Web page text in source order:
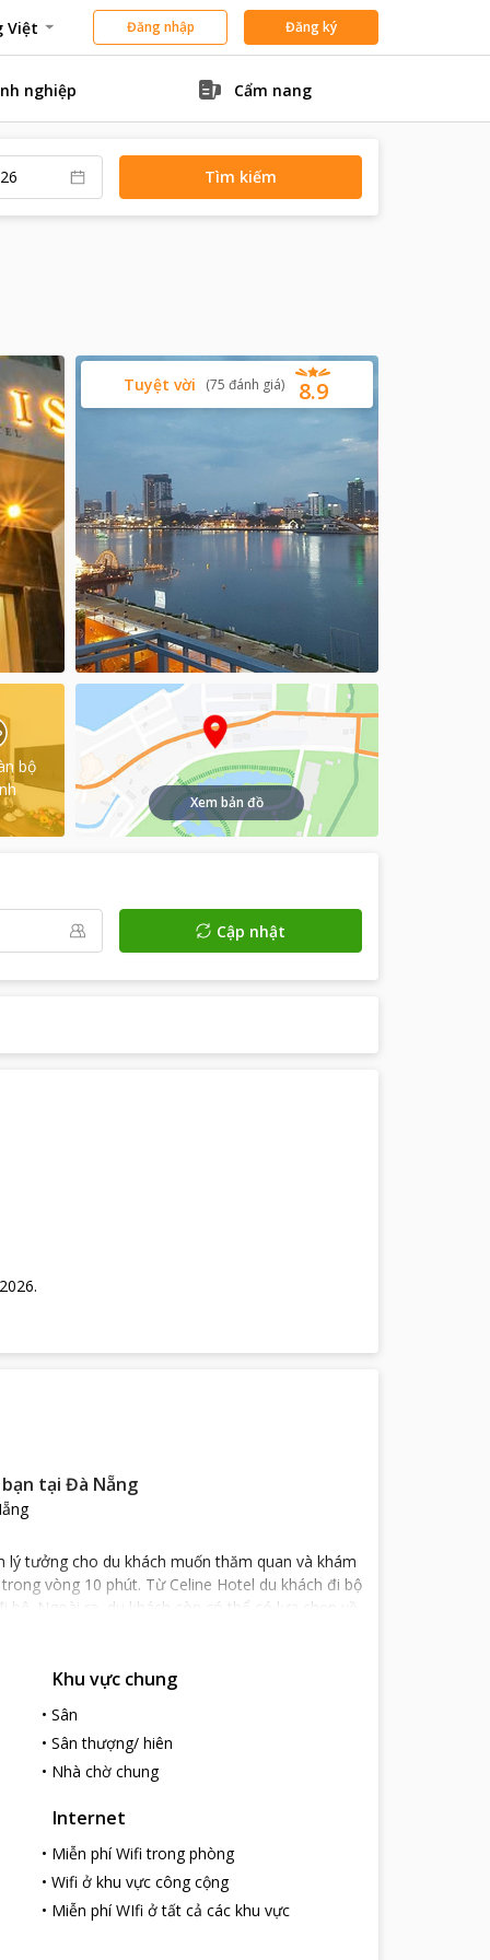
Việt Đăng nhập Đăng ký
nghiệp Cẩm nang
Tìm kiếm
8.9
Tuyệt vời (75 đánh giá)
bộ
Xem bản đồ
Cập nhật
.
tại Đà Nẵng
tưởng cho du khách muốn thăm quan và khám
vòng 10 phút. Từ Celine Hotel du khách đi bộ
Ngoài ra, du khách còn có thể có lựa chọn về
Nẵng. Khách sạn cung cấp cho bạn một điểm
yên tâm sau ngày dài thăm quan mệt mỏi sẽ
và thân thiện như trong chính ngôi nhà của
từ bình dân đến cao cấp. Các phòng máy
truyền hình cáp, minibar và khu vực tiếp
đến cho bạn những giây phút nghỉ dưỡng thoải
Khu vực chung
• Sân
• Sân thượng/ hiên
• Nhà chờ chung
Internet
• Miễn phí Wifi trong phòng
• Wifi ở khu vực công cộng
• Miễn phí WIfi ở tất cả các khu vực